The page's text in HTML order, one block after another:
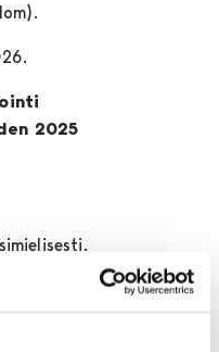
2025
ja vastuuvapauden